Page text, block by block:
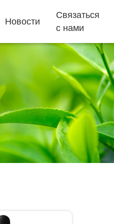
Новости
Связаться
с нами
Эджиао торт
жевательные
конфеты